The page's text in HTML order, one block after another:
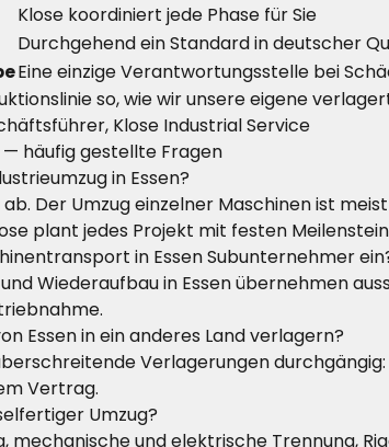
Klose koordiniert jede Phase für Sie
Durchgehend ein Standard in deutscher
Eine einzige Verantwortungsstelle bei
so, wie wir unsere eigene
Klose Industrial Service
— häufig gestellte Fragen
in Essen?
Der Umzug einzelner Maschinen ist
plant jedes Projekt mit festen
in Essen Subunternehmer
und Wiederaufbau in Essen übernehmen
Essen in ein anderes Land verlagern?
Verlagerungen
Vertrag.
Umzug?
mechanische und elektrische Trennung,